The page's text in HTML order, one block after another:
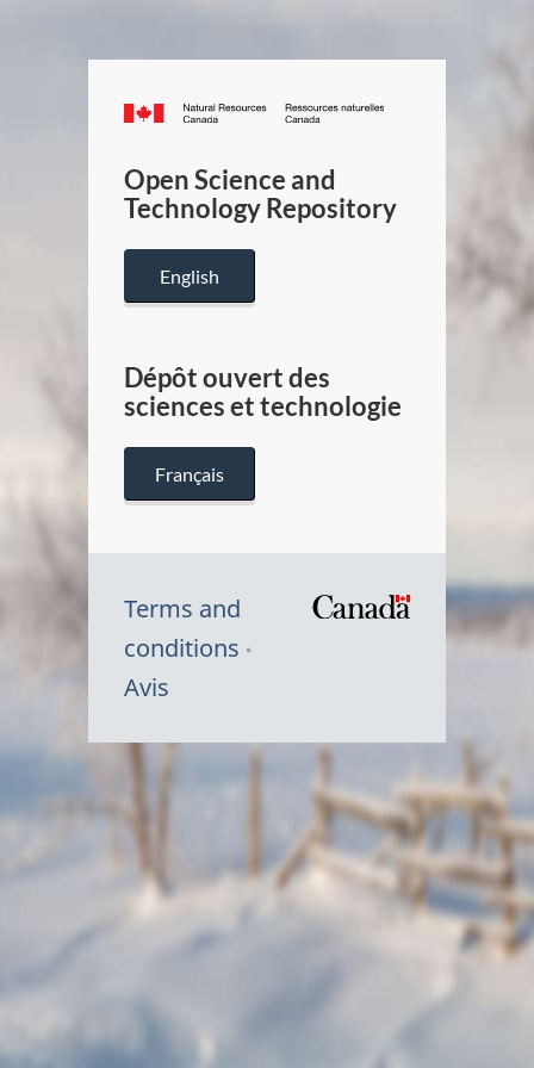
Canada.ca
/
Canada
Open Science and
Technology Repository
English
Dépôt ouvert des
sciences et technologie
Français
Terms and
conditions
Avis
Symbole
Canada